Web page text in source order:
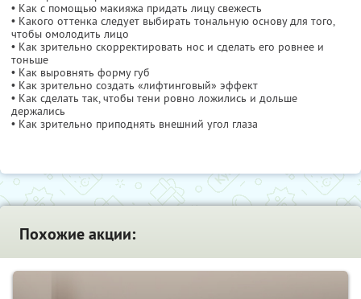
• Как с помощью макияжа придать лицу свежесть
• Какого оттенка следует выбирать тональную основу для того,
чтобы омолодить лицо
• Как зрительно скорректировать нос и сделать его ровнее и
тоньше
• Как выровнять форму губ
• Как зрительно создать «лифтинговый» эффект
• Как сделать так, чтобы тени ровно ложились и дольше
держались
• Как зрительно приподнять внешний угол глаза
Похожие акции: